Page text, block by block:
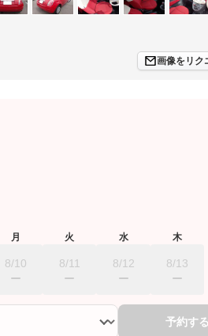
画像をリク
月
8/10
火
8/11
水
8/12
木
8/13
予約する